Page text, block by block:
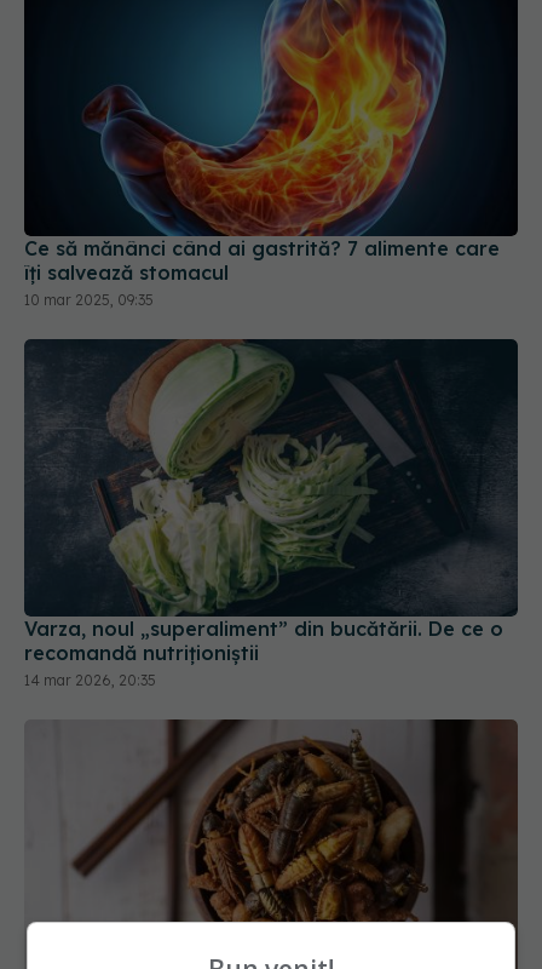
Ce să mănânci când ai gastrită? 7 alimente care
îți salvează stomacul
10 mar 2025, 09:35
Varza, noul „superaliment” din bucătării. De ce o
recomandă nutriționiștii
14 mar 2026, 20:35
Alimentele pe bază de insecte, studiate. Cât de
sănătoase sunt, de fapt